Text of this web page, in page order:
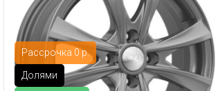
Рассрочка 0 р.
Долями